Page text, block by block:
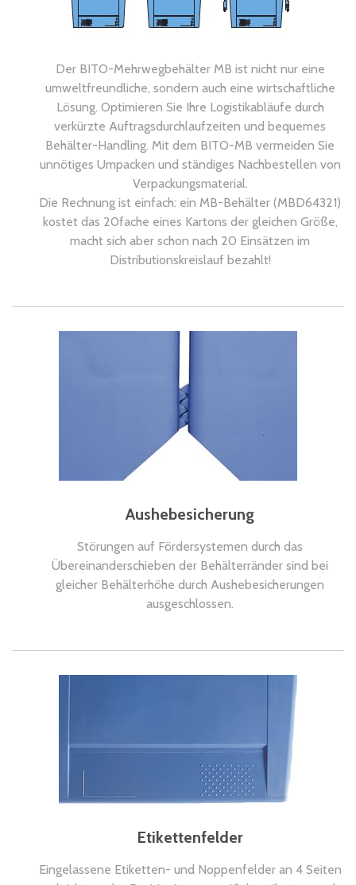
Der BITO-Mehrwegbehälter MB ist nicht nur eine
umweltfreundliche, sondern auch eine wirtschaftliche
Lösung. Optimieren Sie Ihre Logistikabläufe durch
verkürzte Auftragsdurchlaufzeiten und bequemes
Behälter-Handling. Mit dem BITO-MB vermeiden Sie
unnötiges Umpacken und ständiges Nachbestellen von
Verpackungsmaterial.
Die Rechnung ist einfach: ein MB-Behälter (MBD64321)
kostet das 20fache eines Kartons der gleichen Größe,
macht sich aber schon nach 20 Einsätzen im
Distributionskreislauf bezahlt!
Aushebesicherung
Störungen auf Fördersystemen durch das
Übereinanderschieben der Behälterränder sind bei
gleicher Behälterhöhe durch Aushebesicherungen
ausgeschlossen.
Etikettenfelder
Eingelassene Etiketten- und Noppenfelder an 4 Seiten